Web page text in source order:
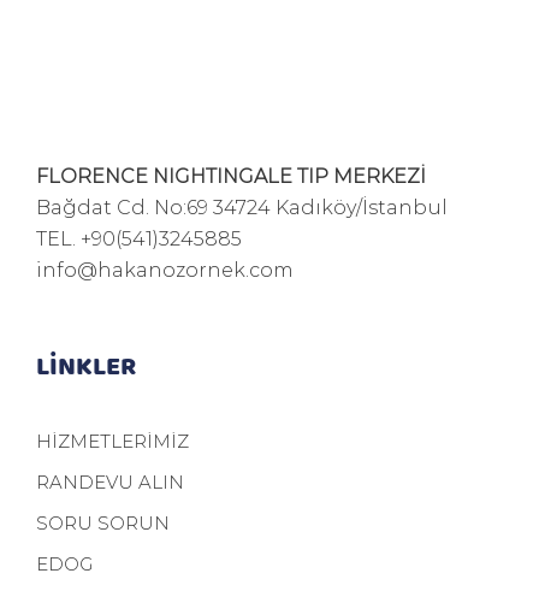
FLORENCE NIGHTINGALE TIP MERKEZİ
Bağdat Cd. No:69 34724 Kadıköy/İstanbul
TEL. +90(541)3245885
info@hakanozornek.com
LİNKLER
HİZMETLERİMİZ
RANDEVU ALIN
SORU SORUN
EDOG